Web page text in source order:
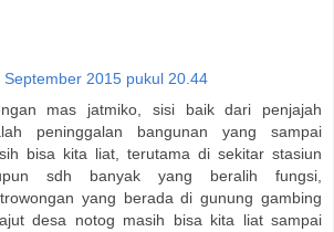
September 2015 pukul 20.44
mas jatmiko, sisi baik dari penjajah
peninggalan bangunan yang sampai
bisa kita liat, terutama di sekitar stasiun
sdh banyak yang beralih fungsi,
yang berada di gunung gambing
desa notog masih bisa kita liat sampai